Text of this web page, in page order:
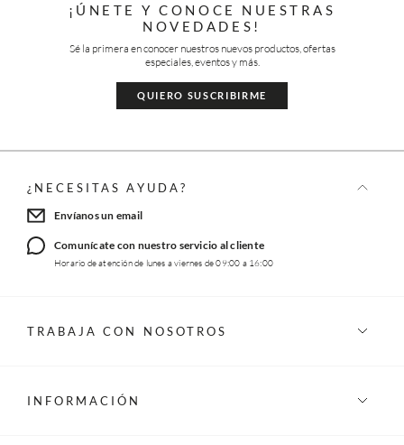
¡ÚNETE Y CONOCE NUESTRAS
NOVEDADES!
Sé la primera en conocer nuestros nuevos productos, ofertas
especiales, eventos y más.
QUIERO SUSCRIBIRME
¿NECESITAS AYUDA?
Envíanos un email
Comunícate con nuestro servicio al cliente
Horario de atención de lunes a viernes de 09:00 a 16:00
TRABAJA CON NOSOTROS
INFORMACIÓN